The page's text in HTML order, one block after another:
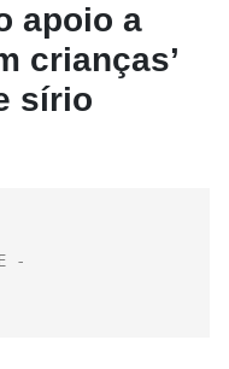
apoio a
crianças’
sírio